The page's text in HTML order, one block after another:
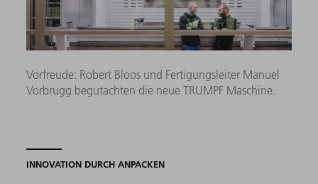
Vorfreude: Robert Bloos und Fertigungsleiter Manuel
Vorbrugg begutachten die neue TRUMPF Maschine.
INNOVATION DURCH ANPACKEN